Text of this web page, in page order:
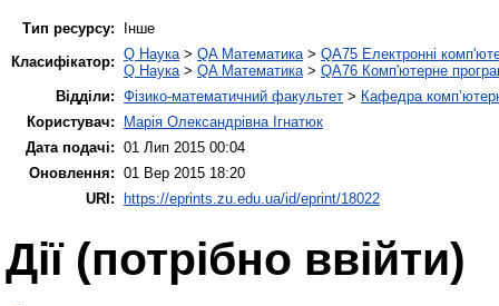
Тип ресурсу:
Інше
Класифікатор: Q Наука > QA Математика > QA75 Електронні
Q Наука > QA Математика > QA76 Комп'ютерне
Відділи: Фізико-математичний факультет > Кафедра
Користувач:
Марія Олександрівна Ігнатюк
Дата подачі: 01 Лип 2015 00:04
Оновлення: 01 Вер 2015 18:20
URI: https://eprints.zu.edu.ua/id/eprint/18022
Дії ​​(потрібно ввійти)